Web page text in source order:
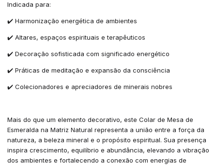
Indicada para:
✔️ Harmonização energética de ambientes
✔️ Altares, espaços espirituais e terapêuticos
✔️ Decoração sofisticada com significado energético
✔️ Práticas de meditação e expansão da consciência
✔️ Colecionadores e apreciadores de minerais nobres
Mais do que um elemento decorativo, este Colar de Mesa de
Esmeralda na Matriz Natural representa a união entre a força da
natureza, a beleza mineral e o propósito espiritual. Sua presença
inspira crescimento, equilíbrio e abundância, elevando a vibração
dos ambientes e fortalecendo a conexão com energias de